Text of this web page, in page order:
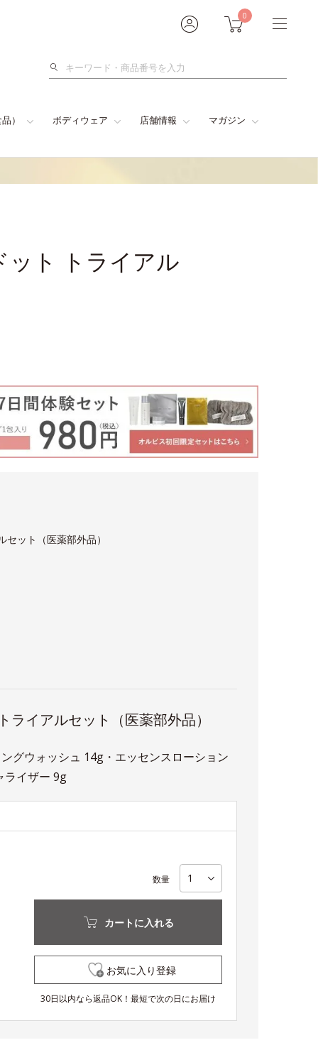
0
検
） ボディウェア 店舗情報 マガジン
ット トライアル
ット（医薬部外品）
ライアルセット（医薬部外品）
グウォッシュ 14g・エッセンスローション
ライザー 9g
数量
カートに入れる
お気に入り登録
30日以内なら返品OK！最短で次の日にお届け